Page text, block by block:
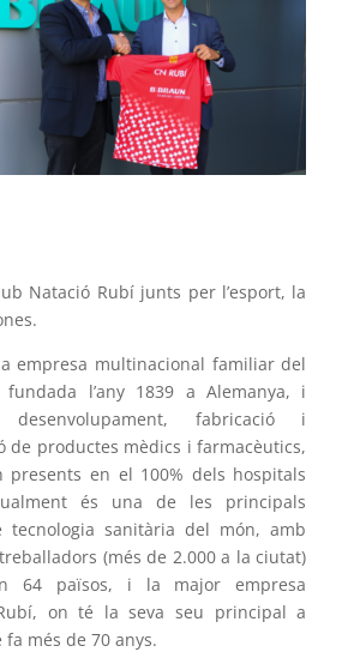
Natació Rubí junts per l’esport, la
empresa multinacional familiar del
l’any 1839 a Alemanya, i
fabricació i
de productes mèdics i farmacèutics,
presents en el 100% dels hospitals
és una de les principals
tecnologia sanitària del món, amb
(més de 2.000 a la ciutat)
64 països, i la major empresa
on té la seva seu principal a
fa més de 70 anys.